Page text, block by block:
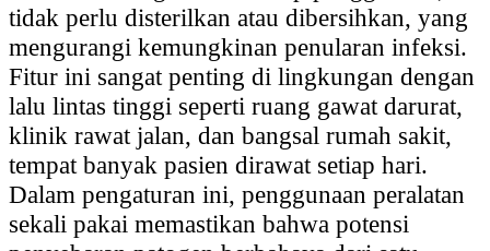
tidak perlu disterilkan atau dibersihkan, yang
mengurangi kemungkinan penularan infeksi.
Fitur ini sangat penting di lingkungan dengan
lalu lintas tinggi seperti ruang gawat darurat,
klinik rawat jalan, dan bangsal rumah sakit,
tempat banyak pasien dirawat setiap hari.
Dalam pengaturan ini, penggunaan peralatan
sekali pakai memastikan bahwa potensi